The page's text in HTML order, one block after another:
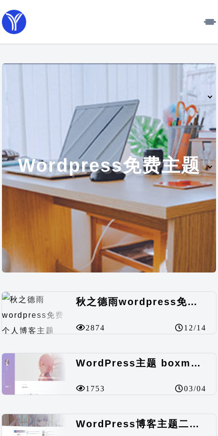
Wordpress免费主题
秋之德雨wordpress免费个人博客主题（秋知作品）
2874 12/14
WordPress主题 boxmoe（dove）鸽子版V2.0
1753 03/04
WordPress博客主题二次元风-lolimeow主题